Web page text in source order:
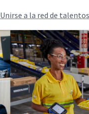
Unirse a la red de talentos